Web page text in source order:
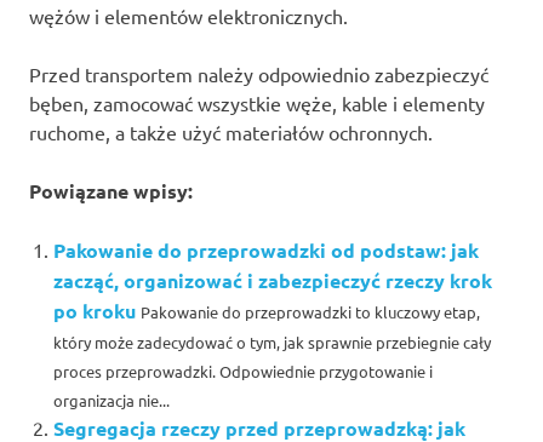
wężów i elementów elektronicznych.
Przed transportem należy odpowiednio zabezpieczyć
bęben, zamocować wszystkie węże, kable i elementy
ruchome, a także użyć materiałów ochronnych.
Powiązane wpisy:
Pakowanie do przeprowadzki od podstaw: jak
zacząć, organizować i zabezpieczyć rzeczy krok
po kroku Pakowanie do przeprowadzki to kluczowy etap,
który może zadecydować o tym, jak sprawnie przebiegnie cały
proces przeprowadzki. Odpowiednie przygotowanie i
organizacja nie...
Segregacja rzeczy przed przeprowadzką: jak